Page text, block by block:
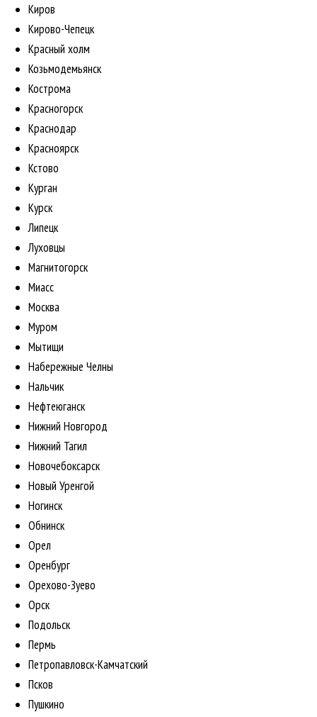
Киров
Кирово-Чепецк
Красный холм
Козьмодемьянск
Кострома
Красногорск
Краснодар
Красноярск
Кстово
Курган
Курск
Липецк
Луховцы
Магнитогорск
Миасс
Москва
Муром
Мытищи
Набережные Челны
Нальчик
Нефтеюганск
Нижний Новгород
Нижний Тагил
Новочебоксарск
Новый Уренгой
Ногинск
Обнинск
Орел
Оренбург
Орехово-Зуево
Орск
Подольск
Пермь
Петропавловск-Камчатский
Псков
Пушкино